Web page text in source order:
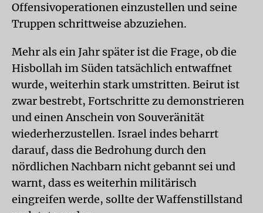
Offensivoperationen einzustellen und seine
Truppen schrittweise abzuziehen.
Mehr als ein Jahr später ist die Frage, ob die
Hisbollah im Süden tatsächlich entwaffnet
wurde, weiterhin stark umstritten. Beirut ist
zwar bestrebt, Fortschritte zu demonstrieren
und einen Anschein von Souveränität
wiederherzustellen. Israel indes beharrt
darauf, dass die Bedrohung durch den
nördlichen Nachbarn nicht gebannt sei und
warnt, dass es weiterhin militärisch
eingreifen werde, sollte der Waffenstillstand